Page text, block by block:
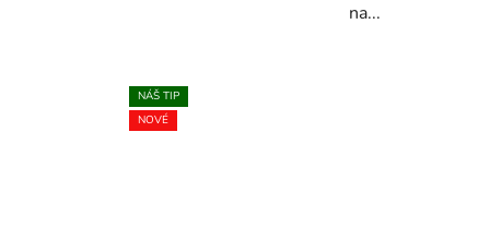
na...
NÁŠ TIP
NOVÉ